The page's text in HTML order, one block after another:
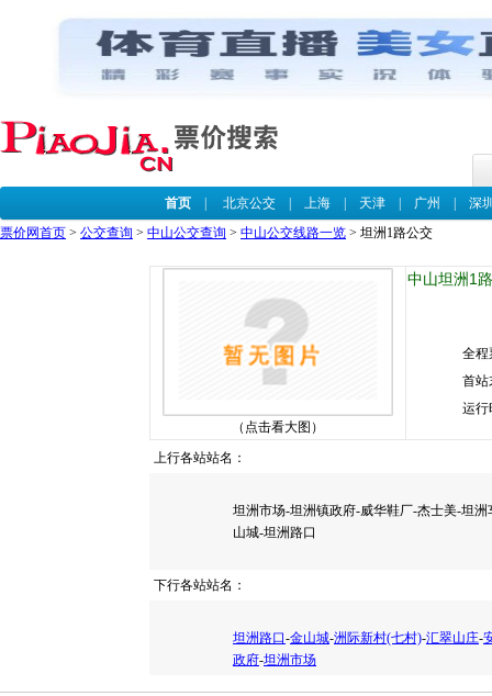
首页| 北京公交| 上海| 天津| 广州
深
票价网首页 > 公交查询 > 中山公交查询 > 中山公交线路一览 > 坦洲1路公交
（点击看大图）
中山坦洲1
全程
首站
运行
上行各站站名：
坦洲市场-坦洲镇政府-威华鞋厂-杰士美-坦
山城-坦洲路口
下行各站站名：
坦洲路口-金山城-洲际新村(七村)-汇翠山庄-
政府-坦洲市场